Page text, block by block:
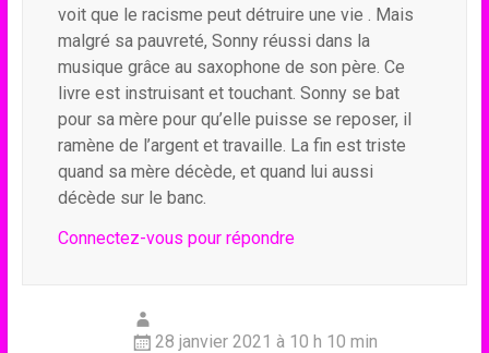
voit que le racisme peut détruire une vie . Mais
malgré sa pauvreté, Sonny réussi dans la
musique grâce au saxophone de son père. Ce
livre est instruisant et touchant. Sonny se bat
pour sa mère pour qu’elle puisse se reposer, il
ramène de l’argent et travaille. La fin est triste
quand sa mère décède, et quand lui aussi
décède sur le banc.
Connectez-vous pour répondre
28 janvier 2021 à 10 h 10 min